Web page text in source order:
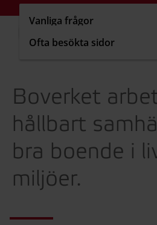
Vanliga frågor
Ofta besökta sidor
Boverket
hållbart
bra boende i
miljöer.